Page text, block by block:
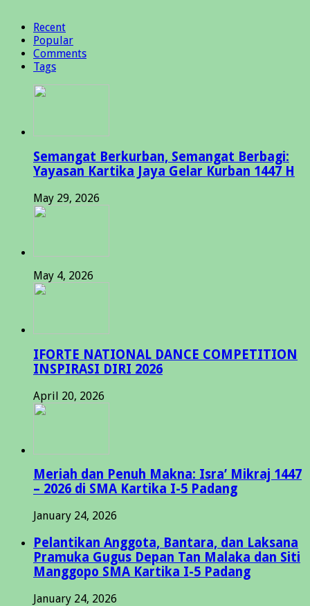
Recent
Popular
Comments
Tags
Semangat Berkurban, Semangat Berbagi:
Yayasan Kartika Jaya Gelar Kurban 1447 H
May 29, 2026
May 4, 2026
IFORTE NATIONAL DANCE COMPETITION
INSPIRASI DIRI 2026
April 20, 2026
Meriah dan Penuh Makna: Isra’ Mikraj 1447
– 2026 di SMA Kartika I-5 Padang
January 24, 2026
Pelantikan Anggota, Bantara, dan Laksana
Pramuka Gugus Depan Tan Malaka dan Siti
Manggopo SMA Kartika I-5 Padang
January 24, 2026